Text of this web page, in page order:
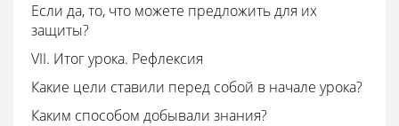
Если да, то, что можете предложить для их
защиты?
VII. Итог урока. Рефлексия
Какие цели ставили перед собой в начале урока?
Каким способом добывали знания?